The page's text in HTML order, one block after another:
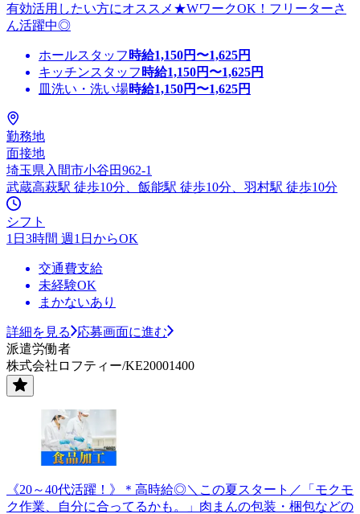
有効活用したい方にオススメ★WワークOK！フリーターさ
ん活躍中◎
ホールスタッフ 時給1,150円〜1,625円
キッチンスタッフ 時給1,150円〜1,625円
皿洗い・洗い場時給1,150円〜1,625円
勤務地
面接地
埼玉県入間市小谷田962-1
武蔵高萩駅 徒歩10分、飯能駅 徒歩10分、羽村駅 徒歩10分
シフト
1日3時間 週1日からOK
交通費支給
未経験OK
まかないあり
詳細を見る
応募画面に進む
派遣労働者
株式会社ロフティー/KE20001400
《20～40代活躍！》＊高時給◎＼この夏スタート／「モクモ
ク作業、自分に合ってるかも。」肉まんの包装・梱包などの